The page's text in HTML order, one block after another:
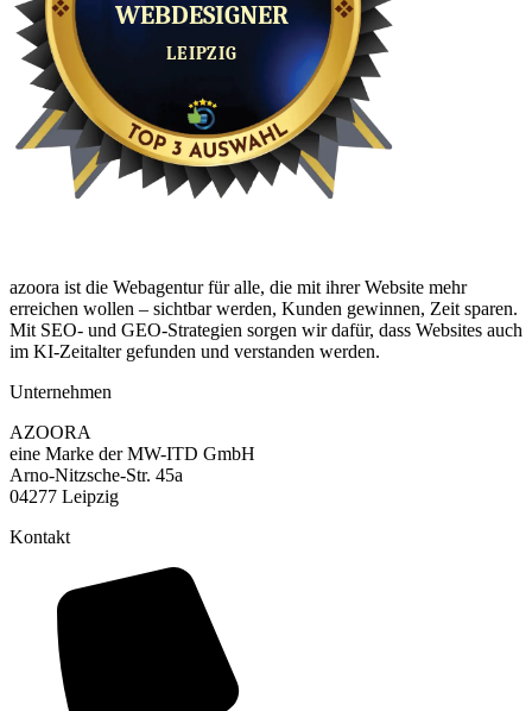
azoora ist die Webagentur für alle, die mit ihrer Website mehr
erreichen wollen – sichtbar werden, Kunden gewinnen, Zeit sparen.
Mit SEO- und GEO-Strategien sorgen wir dafür, dass Websites auch
im KI-Zeitalter gefunden und verstanden werden.
Unternehmen
AZOORA
eine Marke der MW-ITD GmbH
Arno-Nitzsche-Str. 45a
04277 Leipzig
Kontakt